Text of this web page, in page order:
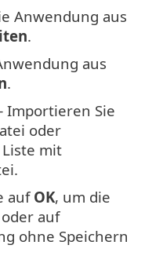
Anwendung aus
.
aus
.
Importieren Sie
oder
mit
auf OK, um die
auf
ohne Speichern